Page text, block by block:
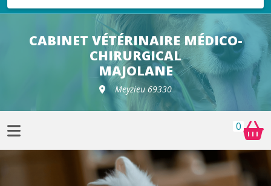
Sélection de croquettes vétérinaire
Paiement 100% sécurisé
Livraison gratuite en clinique vétérinaire
Retour gratuit en clinique
CABINET VÉTÉRINAIRE MÉDICO-
CHIRURGICAL
MAJOLANE
Meyzieu 69330
0